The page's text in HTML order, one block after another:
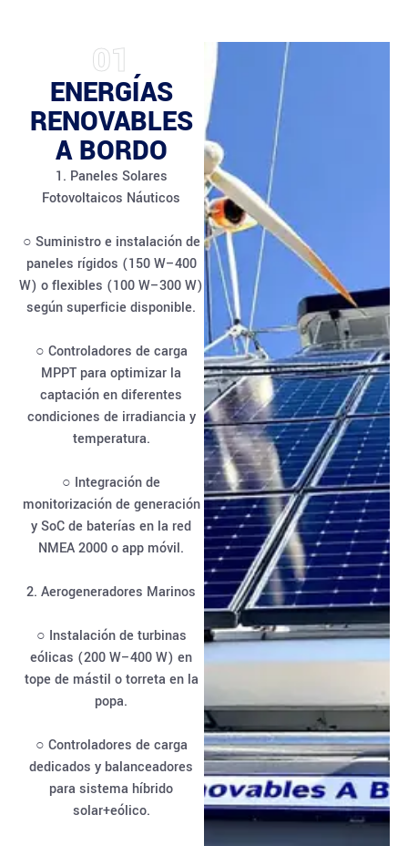
01
ENERGÍAS
RENOVABLES
A BORDO
1. Paneles Solares
Fotovoltaicos Náuticos
○ Suministro e instalación de
paneles rígidos (150 W–400
W) o flexibles (100 W–300 W)
según superficie disponible.
○ Controladores de carga
MPPT para optimizar la
captación en diferentes
condiciones de irradiancia y
temperatura.
○ Integración de
monitorización de generación
y SoC de baterías en la red
NMEA 2000 o app móvil.
2. Aerogeneradores Marinos
○ Instalación de turbinas
eólicas (200 W–400 W) en
tope de mástil o torreta en la
popa.
○ Controladores de carga
dedicados y balanceadores
para sistema híbrido
solar+eólico.